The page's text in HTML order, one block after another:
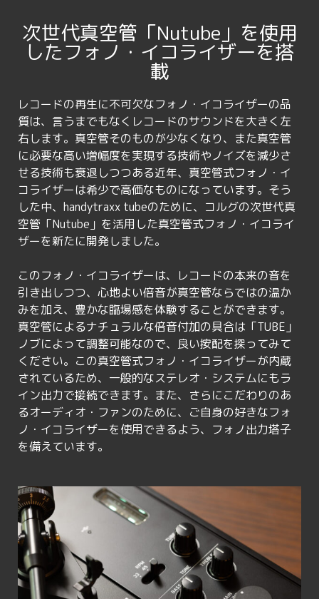
次世代真空管「Nutube」を使用
したフォノ・イコライザーを搭
載
レコードの再生に不可欠なフォノ・イコライザーの品
質は、言うまでもなくレコードのサウンドを大きく左
右します。真空管そのものが少なくなり、また真空管
に必要な高い増幅度を実現する技術やノイズを減少さ
せる技術も衰退しつつある近年、真空管式フォノ・イ
コライザーは希少で高価なものになっています。そう
した中、handytraxx tubeのために、コルグの次世代真
空管「Nutube」を活用した真空管式フォノ・イコライ
ザーを新たに開発しました。
このフォノ・イコライザーは、レコードの本来の音を
引き出しつつ、心地よい倍音が真空管ならではの温か
みを加え、豊かな臨場感を体験することができます。
真空管によるナチュラルな倍音付加の具合は「TUBE」
ノブによって調整可能なので、良い按配を探ってみて
ください。この真空管式フォノ・イコライザーが内蔵
されているため、一般的なステレオ・システムにもラ
イン出力で接続できます。また、さらにこだわりのあ
るオーディオ・ファンのために、ご自身の好きなフォ
ノ・イコライザーを使用できるよう、フォノ出力塔子
を備えています。